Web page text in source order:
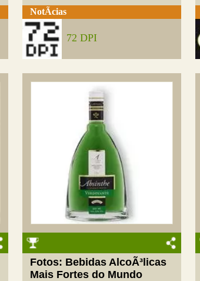
NotÃ­cias
72 DPI
Fotos: Bebidas AlcoÃ³licas
Mais Fortes do Mundo